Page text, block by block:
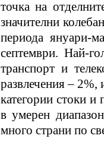
точка на
значителни
периода януари-
септември. Най-
транспорт и
развлечения – 2%,
категории стоки
в умерен
много страни